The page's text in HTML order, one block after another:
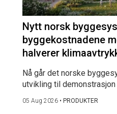
Nytt norsk
byggekostnadene
halverer
Nå går det norske
utvikling til
05 Aug 2026 • PRODUKTER